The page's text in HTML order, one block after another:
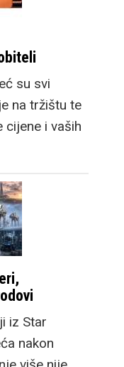
su svi
na tržištu te
cijene i vaših
iz Star
nakon